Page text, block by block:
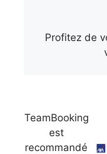
Profitez de
TeamBooking
est
recommandé